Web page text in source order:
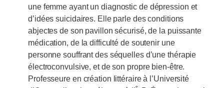
une femme ayant un diagnostic de dépression et
d’idées suicidaires. Elle parle des conditions
abjectes de son pavillon sécurisé, de la puissante
médication, de la difficulté de soutenir une
personne souffrant des séquelles d’une thérapie
électroconvulsive, et de son propre bien-être.
Professeure en création littéraire à l’Université